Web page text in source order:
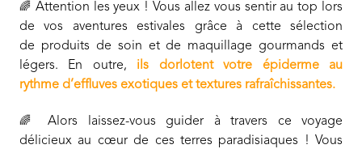
🌈 Attention les yeux ! Vous allez vous sentir au top lors
de vos aventures estivales grâce à cette sélection
de produits de soin et de maquillage gourmands et
légers. En outre, ils dorlotent votre épiderme au
rythme d’effluves exotiques et textures rafraîchissantes.
🌈 Alors laissez-vous guider à travers ce voyage
délicieux au cœur de ces terres paradisiaques ! Vous